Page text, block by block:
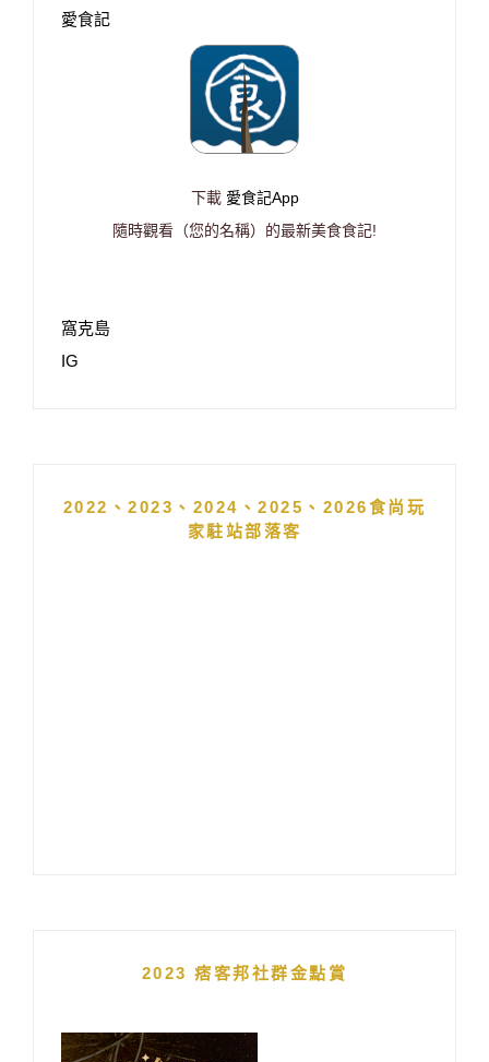
愛食記
下載 愛食記App
隨時觀看（您的名稱）的最新美食食記!
窩克島
IG
2022、2023、2024、2025、2026食尚玩
家駐站部落客
2023 痞客邦社群金點賞